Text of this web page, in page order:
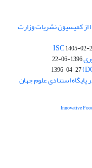
دریافت رتبه ارزیابی "بین المللی" در سال ۱۴۰۴ از کمیسیون نشریات وزارت
1405-02-
1396-06-22
1396-04-27
استنادی علوم جهان